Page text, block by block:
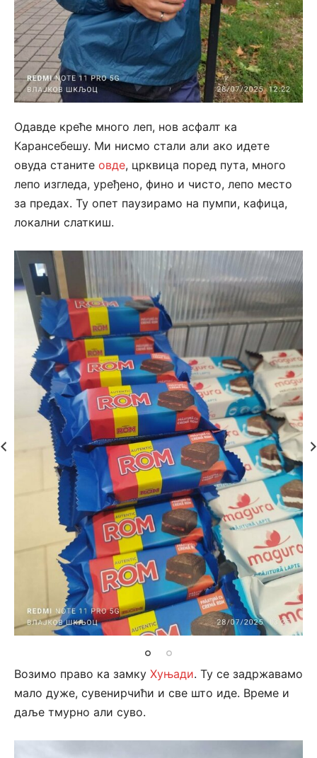
Одавде креће много леп, нов асфалт ка
Карансебешу. Ми нисмо стали али ако идете
овуда станите овде, црквица поред пута, много
лепо изгледа, уређено, фино и чисто, лепо место
за предах. Ту опет паузирамо на пумпи, кафица,
локални слаткиш.
Возимо право ка замку Хуњади. Ту се задржавамо
мало дуже, сувенирчићи и све што иде. Време и
даље тмурно али суво.